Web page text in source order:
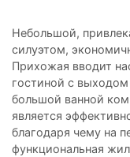
Небольшой,
силуэтом,
Прихожая вводит
гостиной с
большой ванной
является
благодаря чему на
функциональная